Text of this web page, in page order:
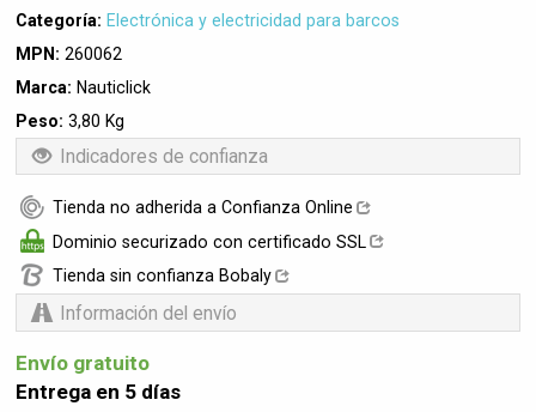
Categoría: Electrónica y electricidad para barcos
MPN: 260062
Marca: Nauticlick
Peso: 3,80 Kg
Indicadores de confianza
Tienda no adherida a Confianza Online
Dominio securizado con certificado SSL
Tienda sin confianza Bobaly
Información del envío
Envío gratuito
Entrega en 5 días